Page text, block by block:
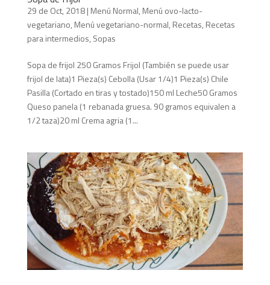
29 de Oct, 2018| Menú Normal, Menú ovo-lacto-
vegetariano, Menú vegetariano-normal, Recetas, Recetas
para intermedios, Sopas
Sopa de frijol 250 Gramos Frijol (También se puede usar
frijol de lata)1 Pieza(s) Cebolla (Usar 1/4)1 Pieza(s) Chile
Pasilla (Cortado en tiras y tostado)150 ml Leche50 Gramos
Queso panela (1 rebanada gruesa. 90 gramos equivalen a
1/2 taza)20 ml Crema agria (1...